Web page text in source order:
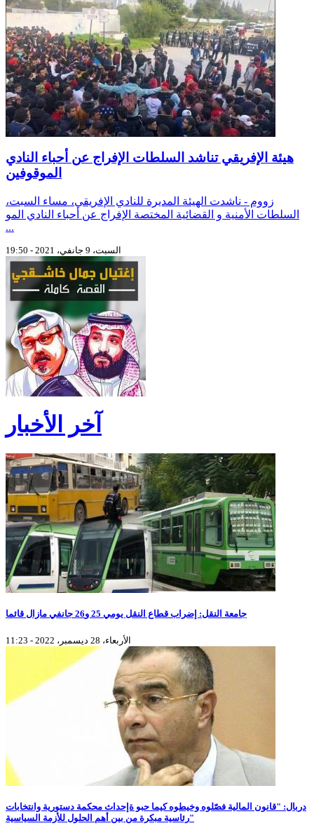
هيئة الإفريقي تناشد السلطات الإفراج عن أحباء النادي
الموقوفين
زووم - ناشدت الهيئة المديرة للنادي الإفريقي، مساء السبت،
السلطات الأمنية و القضائية المختصة الإفراج عن أحباء النادي المو
...
السبت، 9 جانفي، 2021 - 19:50
آخر الأخبار
جامعة النقل: إضراب قطاع النقل يومي 25 و26 جانفي مازال قائما
الأربعاء، 28 ديسمبر، 2022 - 11:23
دربال: "قانون المالية فصّلوه وخيطوه كيما حبو ةإحداث محكمة دستورية وانتخابات
رئاسية مبكرة من بين أهم الحلول للأزمة السياسية"